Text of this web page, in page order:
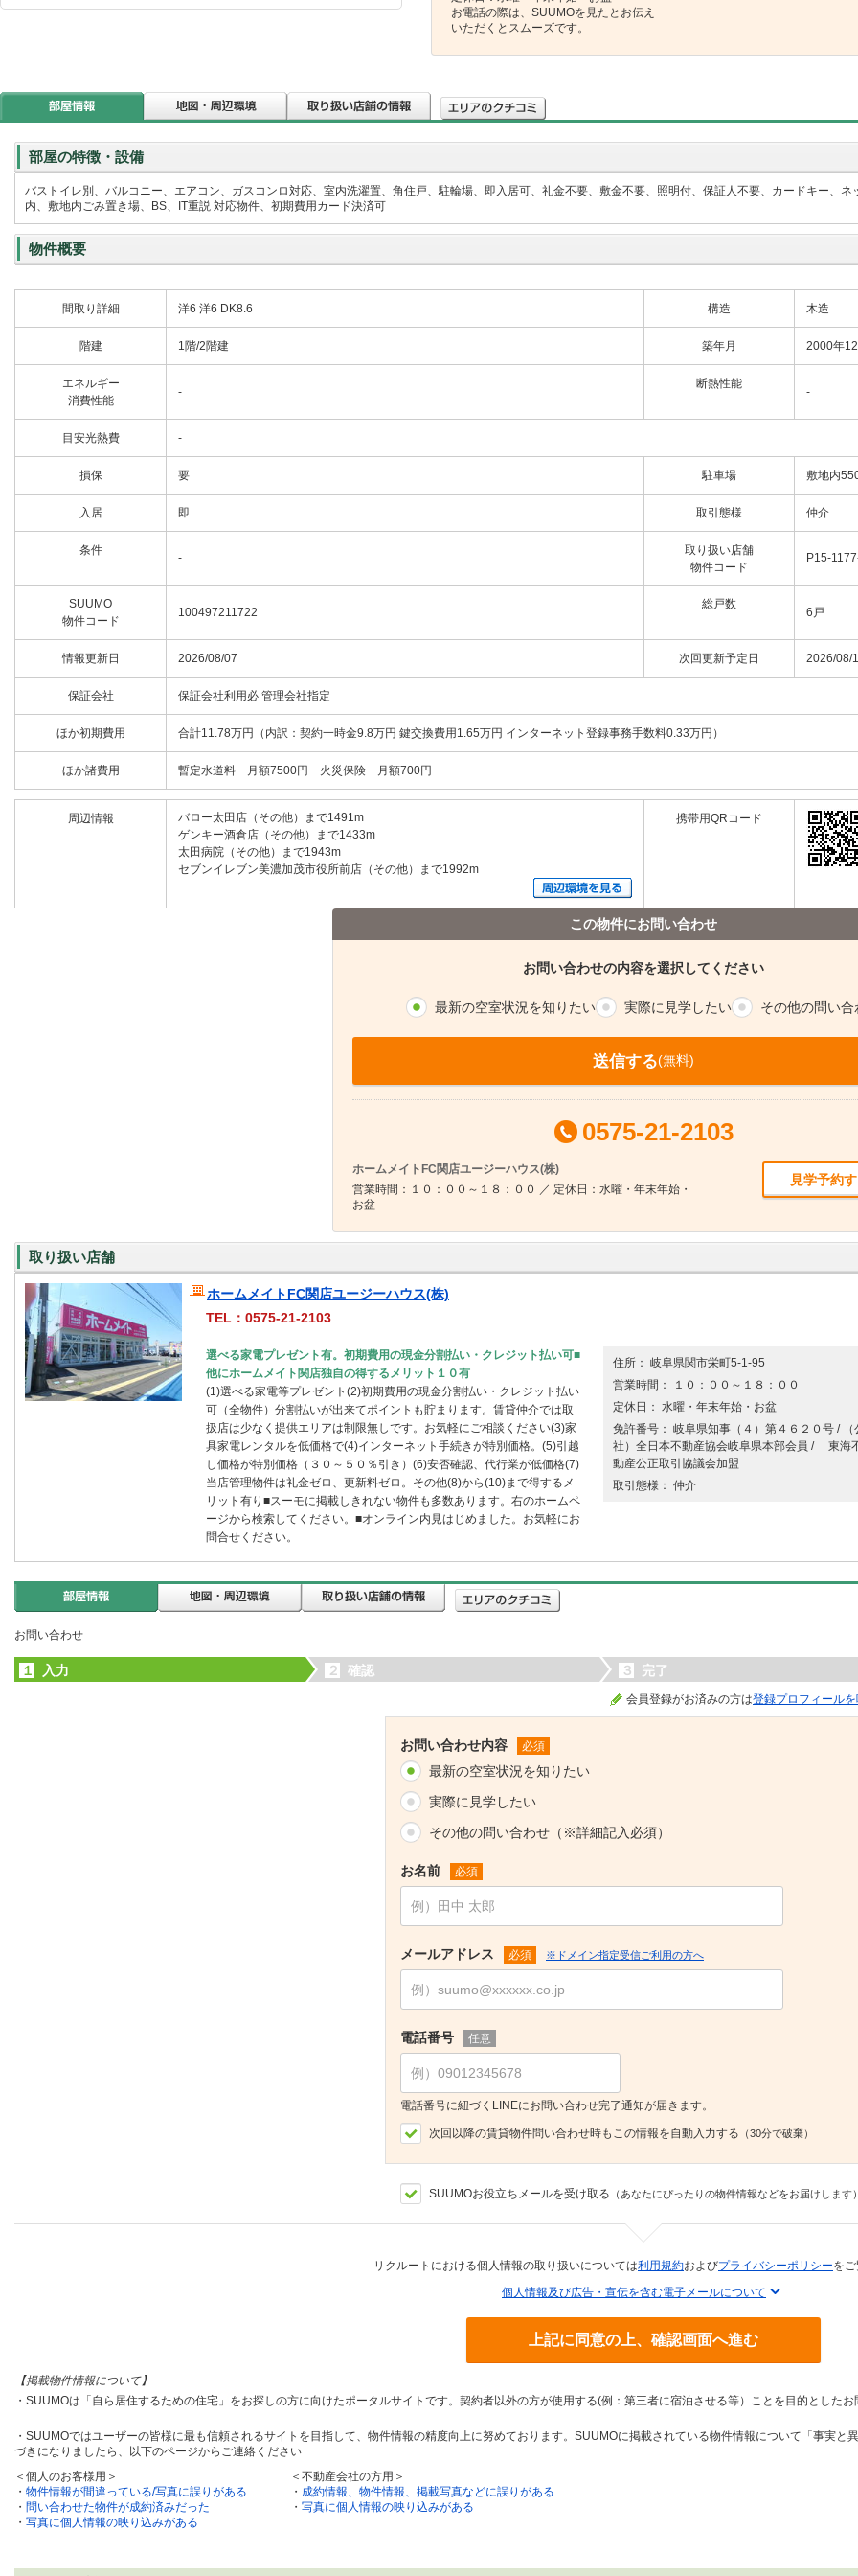
お電話の際は、SUUMOを見たとお伝え
いただくとスムーズです。
部屋の特徴・設備
バストイレ別、バルコニー、エアコン、ガスコンロ対応、室内洗濯置、角住戸、駐輪場、即入居可、礼金不要、敷金不要、照明付、保証人不要、カードキー、
内、敷地内ごみ置き場、BS、IT重説 対応物件、初期費用カード決済可
物件概要
間取り詳細 洋6 洋6 DK8.6 構造 木造
階建 1階/2階建 築年月 2000年12
エネルギー
消費性能
-
断熱性能
-
目安光熱費 -
損保 要 駐車場 敷地内
入居 即 取引態様 仲介
条件
-
取り扱い店舗
物件コード
P15-
SUUMO
物件コード
100497211722
総戸数
6戸
情報更新日 2026/08/07 次回更新予定日 2026/08/
保証会社 保証会社利用必 管理会社指定
ほか初期費用 合計11.78万円（内訳：契約一時金9.8万円 鍵交換費用1.65万円 インターネット登録事務手数料0.33万円）
ほか諸費用 暫定水道料 月額7500円 火災保険 月額700円
周辺情報
バロー太田店（その他）まで1491m
ゲンキー酒倉店（その他）まで1433m
太田病院（その他）まで1943m
セブンイレブン美濃加茂市役所前店（その他）まで1992m
携帯用QRコード
この物件にお問い合わせ
お問い合わせの内容を選択してください
最新の空室状況を知りたい 実際に 見学したい その他の問い合
送信する(無料)
0575-21-2103
ホームメイトFC関店ユージーハウス(株)
営業時間：１０：００～１８：００ ／ 定休日：水曜・年末年始・
お盆
見学予約
取り扱い店舗
ホームメイトFC関店ユージーハウス(株)
TEL：0575-21-2103
選べる家電プレゼント有。初期費用の現金分割払い・クレジット払い可■
他にホームメイト関店独自の得するメリット１０有
(1)選べる家電等プレゼント(2)初期費用の現金分割払い・クレジット払い
可（全物件）分割払いが出来てポイントも貯まります。賃貸仲介では取
扱店は少なく提供エリアは制限無しです。お気軽にご相談ください(3)家
具家電レンタルを低価格で(4)インターネット手続きが特別価格。(5)引越
し価格が特別価格（３０～５０％引き）(6)安否確認、代行業が低価格(7)
当店管理物件は礼金ゼロ、更新料ゼロ。その他(8)から(10)まで得するメ
リット有り■スーモに掲載しきれない物件も多数あります。右のホームペ
ージから検索してください。■オンライン内見はじめました。お気軽にお
問合せください。
住所： 岐阜県関市栄町5-1-95
営業時間： １０：００～１８：００
定休日： 水曜・年末年始・お盆
免許番号： 岐阜県知事（４）第４６２０号 / （
社）全日本不動産協会岐阜県本部会員 / 東海
動産公正取引協議会加盟
取引態様： 仲介
お問い合わせ
１ 入力 ２ 確認 ３ 完了
会員登録がお済みの方は登録プロフィールを
お問い合わせ内容 必須
最新の空室状況を知りたい
実際に見学したい
その他の問い合わせ（※詳細記入必須）
お名前 必須
メールアドレス 必須 ※ドメイン指定受信ご利用の方へ
電話番号 任意
電話番号に紐づくLINEにお問い合わせ完了通知が届きます。
次回以降の賃貸物件問い合わせ時もこの情報を自動入力する （30分で破棄）
SUUMOお役立ちメールを受け取る （あなたにぴったりの物件情報などをお届けします）
リクルートにおける個人情報の取り扱いについては利用規約およびプライバシーポリシーを
個人情報及び広告・宣伝を含む電子メールについて
上記に同意の上、確認画面へ進む
【掲載物件情報について】
・SUUMOは「自ら居住するための住宅」をお探しの方に向けたポータルサイトです。契約者以外の方が使用する(例：第三者に宿泊させる等）ことを目的とした
・SUUMOではユーザーの皆様に最も信頼されるサイトを目指して、物件情報の精度向上に努めております。SUUMOに掲載されている物件情報について「事実
づきになりましたら、以下のページからご連絡ください
＜個人のお客様用＞
・ 物件情報が間違っている/写真に誤りがある
・ 問い合わせた物件が成約済みだった
・ 写真に個人情報の映り込みがある
＜不動産会社の方用＞
・ 成約情報、物件情報、掲載写真などに誤りがある
・ 写真に個人情報の映り込みがある